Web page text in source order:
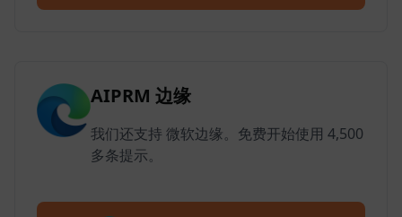
AIPRM 边缘
我们还支持 微软边缘。免费开始使用 4,500
多条提示。